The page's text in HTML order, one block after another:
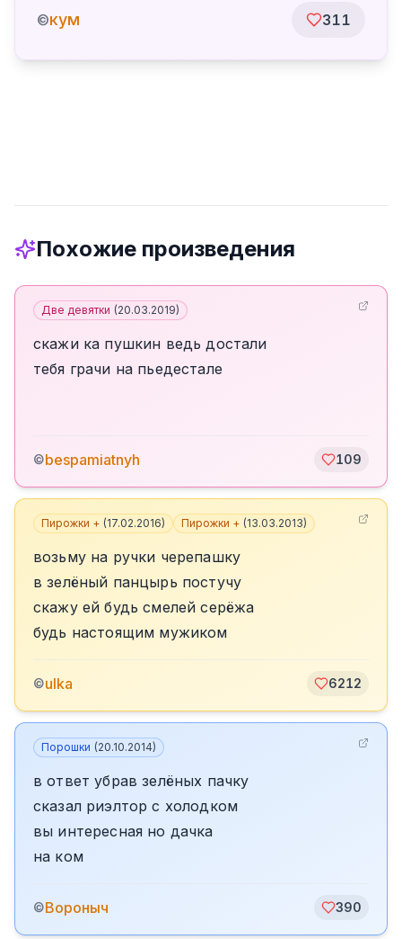
©кум 311
Похожие произведения
Две девятки (20.03.2019)
скажи ка пушкин ведь достали
тебя грачи на пьедестале
©bespamiatnyh 109
Пирожки + (17.02.2016) Пирожки + (13.03.2013)
возьму на ручки черепашку
в зелёный панцырь постучу
скажу ей будь смелей серёжа
будь настоящим мужиком
©ulka 6212
Порошки (20.10.2014)
в ответ убрав зелёных пачку
сказал риэлтор с холодком
вы интересная но дачка
на ком
©Вороныч 390